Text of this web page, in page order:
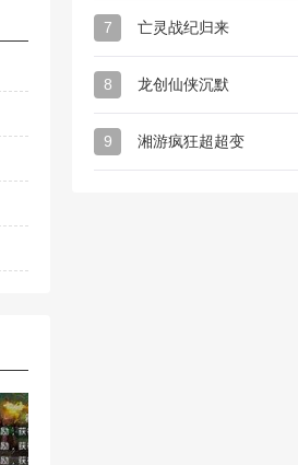
7 亡灵战纪归来
8 龙创仙侠沉默
9 湘游疯狂超超变